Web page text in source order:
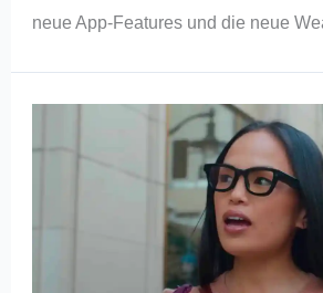
neue App-Features und die neue